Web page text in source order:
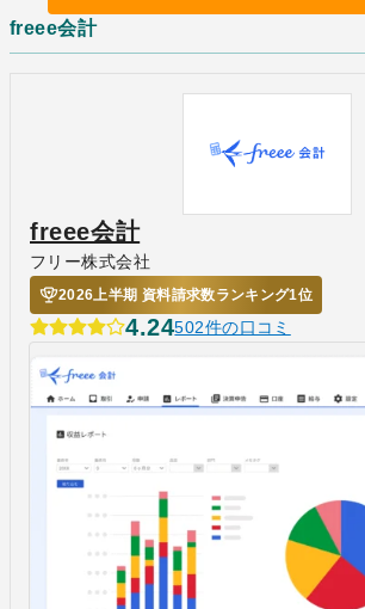
freee会計
freee会計
フリー株式会社
2026上半期 資料請求数ランキング1位
4.24502件の口コミ